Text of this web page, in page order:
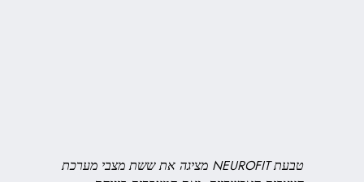
טבעת NEUROFIT מציגה את ששת מצבי מערכת